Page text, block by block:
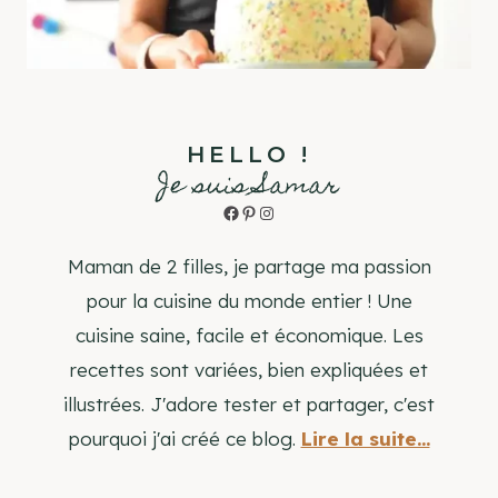
HELLO !
Je suis Samar
Facebook
Pinterest
Instagram
Maman de 2 filles, je partage ma passion
pour la cuisine du monde entier ! Une
cuisine saine, facile et économique. Les
recettes sont variées, bien expliquées et
illustrées. J'adore tester et partager, c'est
pourquoi j'ai créé ce blog. Lire la suite...